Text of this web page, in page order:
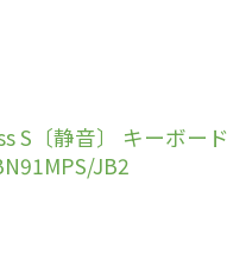
S〔静音〕 キーボー
JB2